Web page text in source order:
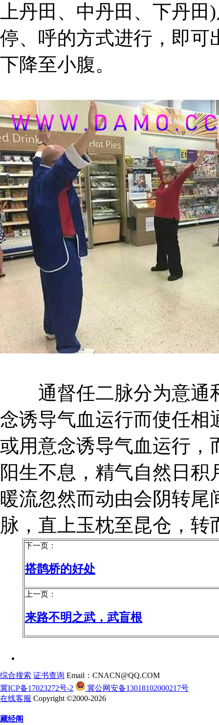
上丹田、中丹田、下丹
停、呼的方式进行，即可
下降至小腹。
通督任二脉分为意通
念诱导气血运行而使任相
或用意念诱导气血运行，
阳生不息，精气自然日
暖流忽然而动由会阴转
脉，直上玉枕至昆仓，
下一页：
搭鹊桥的好处
上一页：
来路不明之武，武盲根
综合搜索 证书查询 Email：CNACN@QQ.COM
冀ICP备17023272号-2
冀公网安备13018102000217号
在线客服 Copyright ©2000-2026
藏经阁